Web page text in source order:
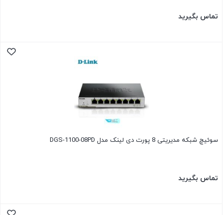
تماس بگیرید
سوئیچ شبکه مدیریتی 8 پورت دی لینک مدل DGS-1100-08PD
تماس بگیرید